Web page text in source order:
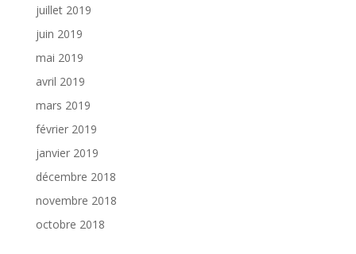
juillet 2019
juin 2019
mai 2019
avril 2019
mars 2019
février 2019
janvier 2019
décembre 2018
novembre 2018
octobre 2018